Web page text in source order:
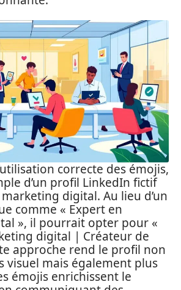
correcte des émojis,
d’un profil LinkedIn fictif
digital. Au lieu d’un
comme « Expert en
», il pourrait opter pour «
digital | Créateur de
approche rend le profil non
visuel mais également plus
émojis enrichissent le